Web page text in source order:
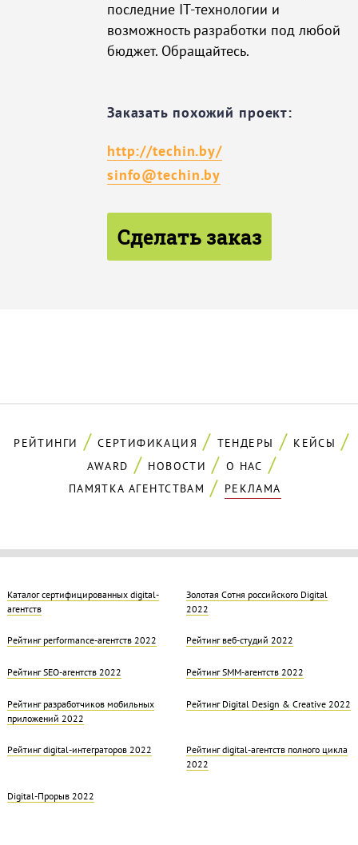
последние IT-технологии и
возможность разработки под любой
бюджет. Обращайтесь.
Заказать похожий проект:
http://techin.by/
sinfo@techin.by
Сделать заказ
РЕЙТИНГИ СЕРТИФИКАЦИЯ ТЕНДЕРЫ
КЕЙСЫ
AWARD
НОВОСТИ
О НАС
ПАМЯТКА АГЕНТСТВАМ
РЕКЛАМА
Каталог сертифицированных digital-
агентств
Золотая Cотня российского Digital
2022
Рейтинг performance-агентств 2022 Рейтинг веб-студий 2022
Рейтинг SEO-агентств 2022 Рейтинг SMM-агентств 2022
Рейтинг разработчиков мобильных
приложений 2022
Рейтинг Digital Design & Creative 2022
Рейтинг digital-интеграторов 2022
Рейтинг digital-агентств полного цикла
2022
Digital-Прорыв 2022